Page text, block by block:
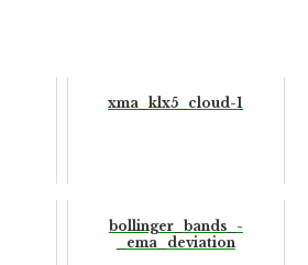
xma_klx5_cloud-1
bollinger_bands_-
_ema_deviation